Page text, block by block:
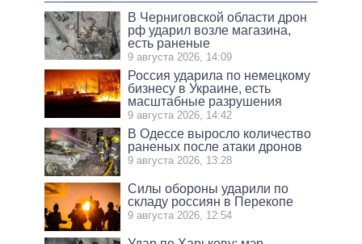
В Черниговской области дрон
рф ударил возле магазина,
есть раненые
9 августа 2026, 14:09
Россия ударила по немецкому
бизнесу в Украине, есть
масштабные разрушения
9 августа 2026, 14:42
В Одессе выросло количество
раненых после атаки дронов
9 августа 2026, 13:28
Силы обороны ударили по
складу россиян в Перекопе
9 августа 2026, 12:54